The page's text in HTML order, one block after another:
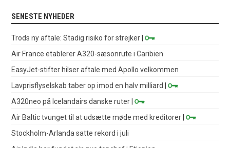
SENESTE NYHEDER
Trods ny aftale: Stadig risiko for strejker |
Air France etablerer A320-sæsonrute i Caribien
EasyJet-stifter hilser aftale med Apollo velkommen
Lavprisflyselskab taber op imod en halv milliard
|
A320neo på Icelandairs danske ruter |
Air Baltic tvunget til at udsætte møde med kreditorer |
Stockholm-Arlanda satte rekord i juli